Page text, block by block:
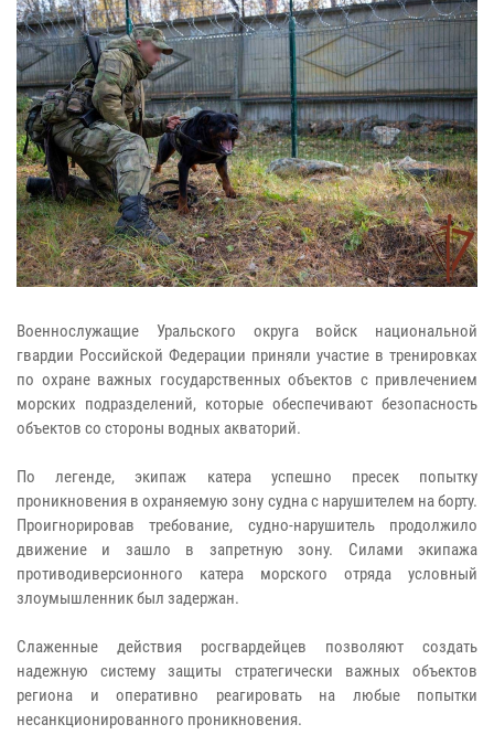
Военнослужащие Уральского округа войск национальной
гвардии Российской Федерации приняли участие в тренировках
по охране важных государственных объектов с привлечением
морских подразделений, которые обеспечивают безопасность
объектов со стороны водных акваторий.
По легенде, экипаж катера успешно пресек попытку
проникновения в охраняемую зону судна с нарушителем на борту.
Проигнорировав требование, судно-нарушитель продолжило
движение и зашло в запретную зону. Силами экипажа
противодиверсионного катера морского отряда условный
злоумышленник был задержан.
Слаженные действия росгвардейцев позволяют создать
надежную систему защиты стратегически важных объектов
региона и оперативно реагировать на любые попытки
несанкционированного проникновения.